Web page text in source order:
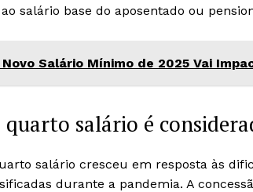
salário base do aposentado ou
Novo Salário Mínimo de 2025 Vai
quarto salário é
salário cresceu em resposta às
durante a pandemia. A